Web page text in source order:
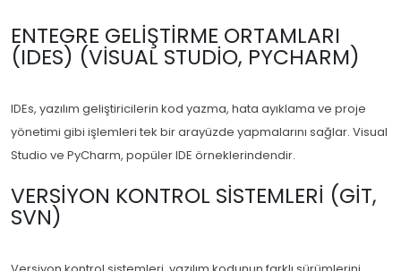
ENTEGRE GELIŞTIRME ORTAMLARI
(IDES) (VISUAL STUDIO, PYCHARM)
IDEs, yazılım geliştiricilerin kod yazma, hata ayıklama ve proje
yönetimi gibi işlemleri tek bir arayüzde yapmalarını sağlar. Visual
Studio ve PyCharm, popüler IDE örneklerindendir.
VERSIYON KONTROL SISTEMLERI (GIT,
SVN)